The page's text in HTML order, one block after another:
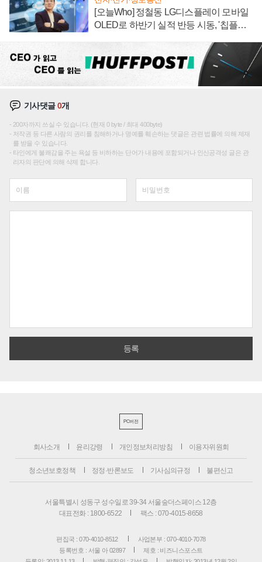
[오늘Who] 정철동 LG디스플레이 모바일
OLED로 하반기 실적 반등 시동, '칩플레
기사댓글0개
200자까지 쓰실 수 있습니다. (현재 0 byte / 최대 400byte)
저작권 등 다른 사람의 권리를 침해하거나 명예를 훼손하는 댓글은 관련 법률에 의해 제재
를 받을 수 있습니다.
타인에게 불쾌감을 주는 욕설 등 비하하는 단어가 내용에 포함되거나 인신공격성 글은 관
리자의 판단에 의해 삭제 합니다.
PC버전
회사소개 윤리강령 개인정보처리방침 이용자위원회
청소년보호정책 정정·반론보도 기사심의규정 불편신고
서울특별시 성동구 성수일로 39-34 서울숲더스페이스 12층
대표전화 : 1800-6522
팩스 : 070-4015-8658
편집국 : 070-4010-8512
사업본부 : 070-4010-7078
등록번호 : 서울 아 02897
제호 : 비즈니스포스트